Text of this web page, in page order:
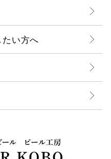
い方へ